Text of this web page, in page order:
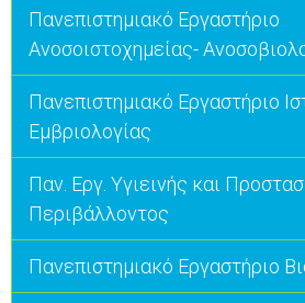
Πανεπιστημιακό Εργαστήριο
Ανοσοιστοχημείας-
Πανεπιστημιακό Εργαστήριο
Εμβριολογίας
Παν. Εργ. Υγιεινής και
Περιβάλλοντος
Πανεπιστημιακό Εργαστήριο